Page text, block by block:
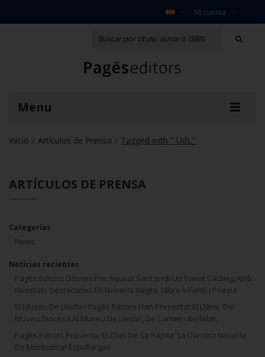
Mi cuenta
Menu
Inicio / Artículos de Prensa / Tagged with " UdL"
ARTÍCULOS DE PRENSA
Categorías
News
Notícias recientes
Pagès Editors Ofereix Per Aquest Sant Jordi Un Variat Catàleg Amb
Novetats Destacades En Novel·la Negra, Llibre Infantil I Poesia
El Museu De Lleida I Pagès Editors Han Presentat El Llibre 'Del
Museu Diocesà Al Museu De Lleida', De Carmen Berlabé.
Pagès Editors Presenta 'El Clan De Sa Ràpita' La Darrera Novel·la
De Montserrat Espallargas